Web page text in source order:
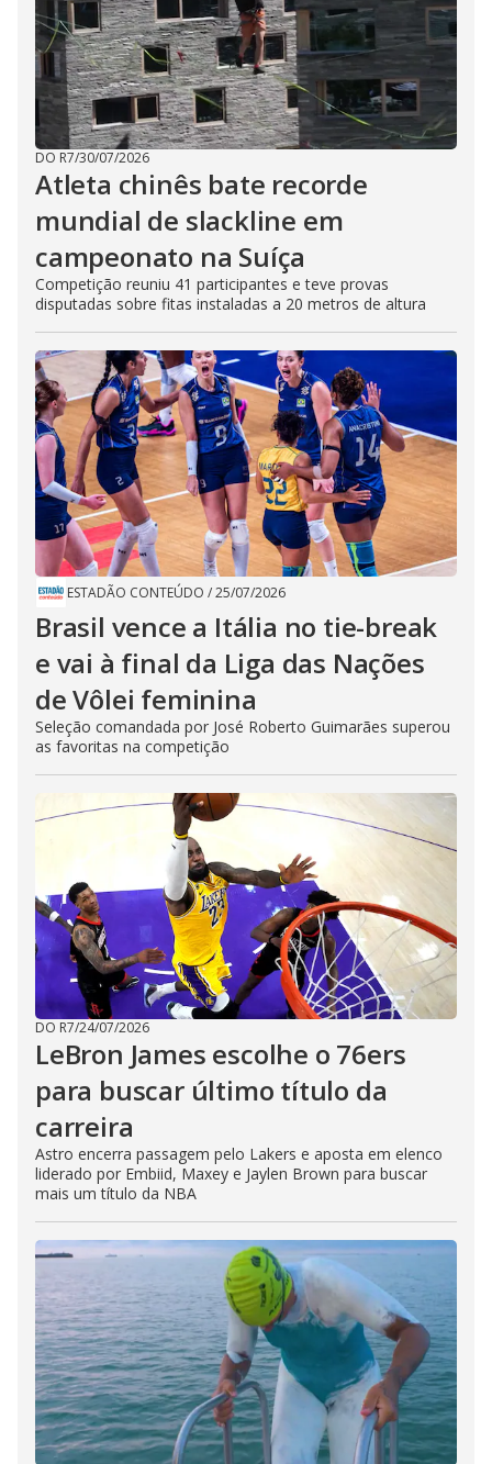
DO R7/30/07/2026
Atleta chinês bate recorde
mundial de slackline em
campeonato na Suíça
Competição reuniu 41 participantes e teve provas
disputadas sobre fitas instaladas a 20 metros de altura
ESTADÃO CONTEÚDO /25/07/2026
Brasil vence a Itália no tie-break
e vai à final da Liga das Nações
de Vôlei feminina
Seleção comandada por José Roberto Guimarães superou
as favoritas na competição
DO R7/24/07/2026
LeBron James escolhe o 76ers
para buscar último título da
carreira
Astro encerra passagem pelo Lakers e aposta em elenco
liderado por Embiid, Maxey e Jaylen Brown para buscar
mais um título da NBA